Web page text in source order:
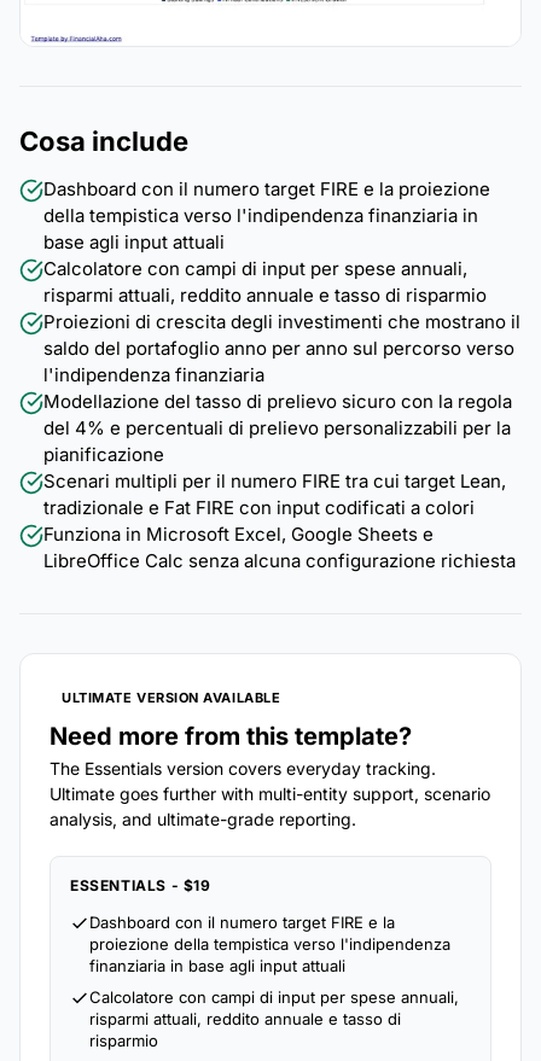
Cosa include
Dashboard con il numero target FIRE e la proiezione
della tempistica verso l'indipendenza finanziaria in
base agli input attuali
Calcolatore con campi di input per spese annuali,
risparmi attuali, reddito annuale e tasso di risparmio
Proiezioni di crescita degli investimenti che mostrano il
saldo del portafoglio anno per anno sul percorso verso
l'indipendenza finanziaria
Modellazione del tasso di prelievo sicuro con la regola
del 4% e percentuali di prelievo personalizzabili per la
pianificazione
Scenari multipli per il numero FIRE tra cui target Lean,
tradizionale e Fat FIRE con input codificati a colori
Funziona in Microsoft Excel, Google Sheets e
LibreOffice Calc senza alcuna configurazione richiesta
ULTIMATE VERSION AVAILABLE
Need more from this template?
The Essentials version covers everyday tracking.
Ultimate goes further with multi-entity support, scenario
analysis, and ultimate-grade reporting.
ESSENTIALS - $19
Dashboard con il numero target FIRE e la
proiezione della tempistica verso l'indipendenza
finanziaria in base agli input attuali
Calcolatore con campi di input per spese annuali,
risparmi attuali, reddito annuale e tasso di
risparmio